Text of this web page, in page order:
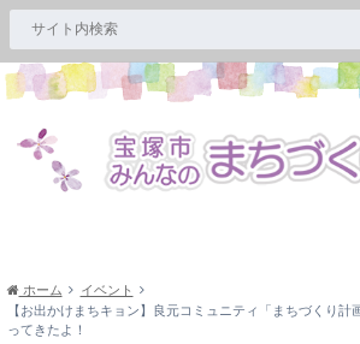
ホーム
イベント
【お出かけまちキョン】良元コミュニティ「まちづくり計
ってきたよ！